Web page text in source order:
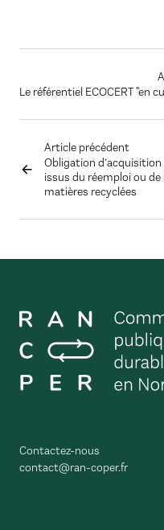
Article précédent
Obligation
issus du réemploi ou
matières recyclées
Le référentiel ECOCERT "en
Contactez-nous
contact@ran-coper.fr